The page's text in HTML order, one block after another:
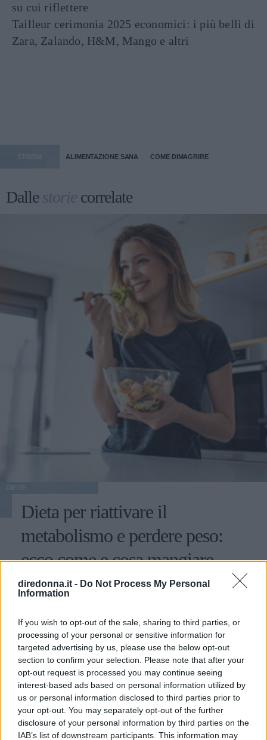
diredonna.it - Do Not Process My Personal
Information
If you wish to opt-out of the sale, sharing to third parties, or
processing of your personal or sensitive information for
targeted advertising by us, please use the below opt-out
section to confirm your selection. Please note that after your
opt-out request is processed you may continue seeing
interest-based ads based on personal information utilized by
us or personal information disclosed to third parties prior to
your opt-out. You may separately opt-out of the further
disclosure of your personal information by third parties on the
IAB’s list of downstream participants. This information may
su cui riflettere
Tailleur cerimonia 2025 economici: i più belli di
Zara, Zalando, H&M, Mango e altri
ALIMENTAZIONE SANA COME DIMAGRIRE
Dallestorie correlate
Dieta per riattivare il
metabolismo e perdere peso:
ecco come e cosa mangiare
Come fare per rimanere in forma e perdere peso in modo
sano ed equilibrato? Basta seguire una dieta per riattivare il
con un pieno di benessere.
LAURA SANDRONI